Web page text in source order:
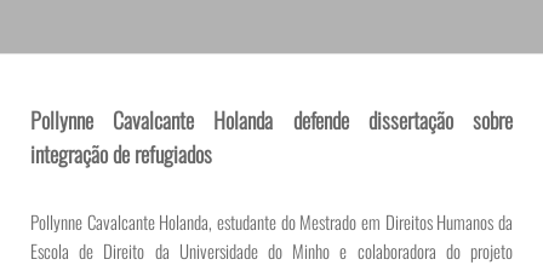
Pollynne Cavalcante Holanda
defende dissertação sobre
integração de refugiados
Pollynne Cavalcante Holanda, estudante do Mestrado em Direitos Humanos da
Escola de Direito da Universidade do Minho e colaboradora do projeto